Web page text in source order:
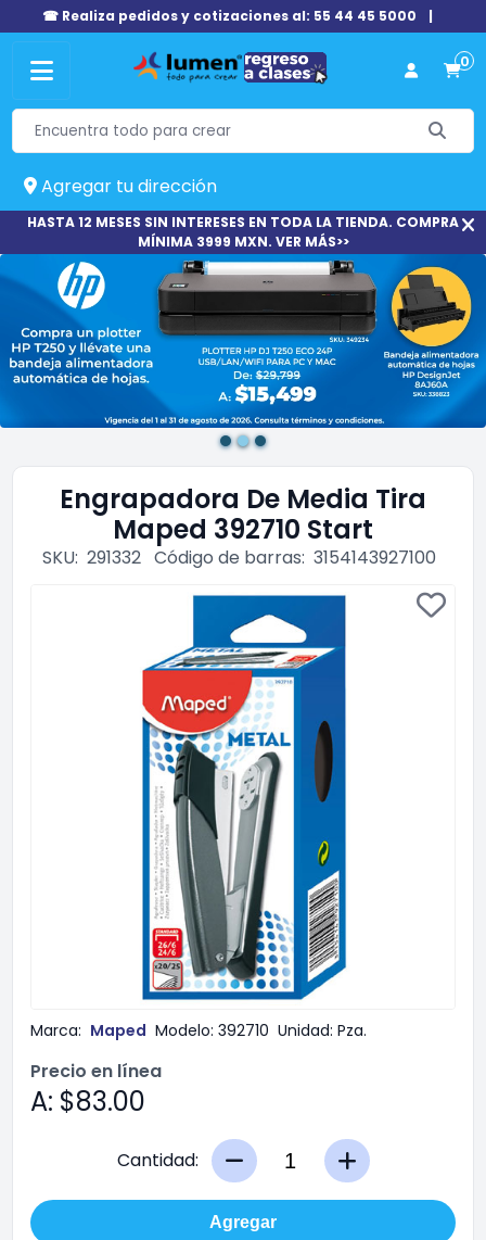
☎ Realiza pedidos y cotizaciones al: 55 44 45 5000 |
0
Agregar tu dirección
HASTA 12 MESES SIN INTERESES EN TODA LA TIENDA. COMPRA
MÍNIMA 3999 MXN. VER MÁS>>
Engrapadora De Media Tira
Maped 392710 Start
SKU: 291332 Código de barras: 3154143927100
Marca: Maped Modelo: 392710 Unidad: Pza.
Precio en línea
A: $83.00
Cantidad:
Agregar